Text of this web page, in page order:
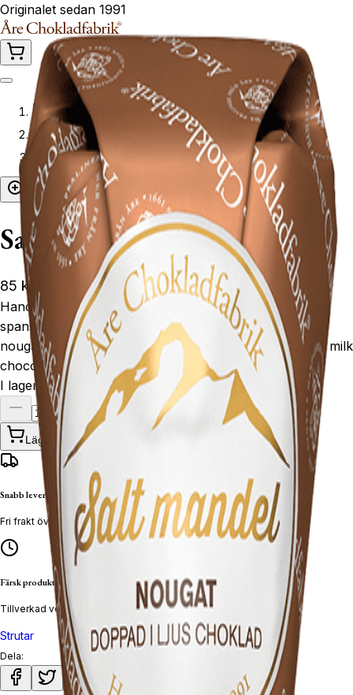
Originalet sedan 1991
Hem
Produkter
Salt mandelnougat
Salt mandelnougat
85 kr
Handgjorda nougatpraliner tillverkade för hand på fina
spanska mandlar doppade i ljus choklad. Handmade
nougat with selected spanish salty almonds covered in milk
chocolate.
I lager
Lägg till
Snabb leverans
Fri frakt över 600 kr
Färsk produktion
Tillverkad veckovis
Strutar
Dela: